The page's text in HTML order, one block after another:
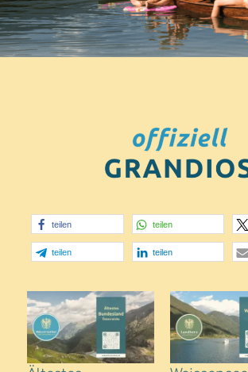
teilen teilen
teilen teilen